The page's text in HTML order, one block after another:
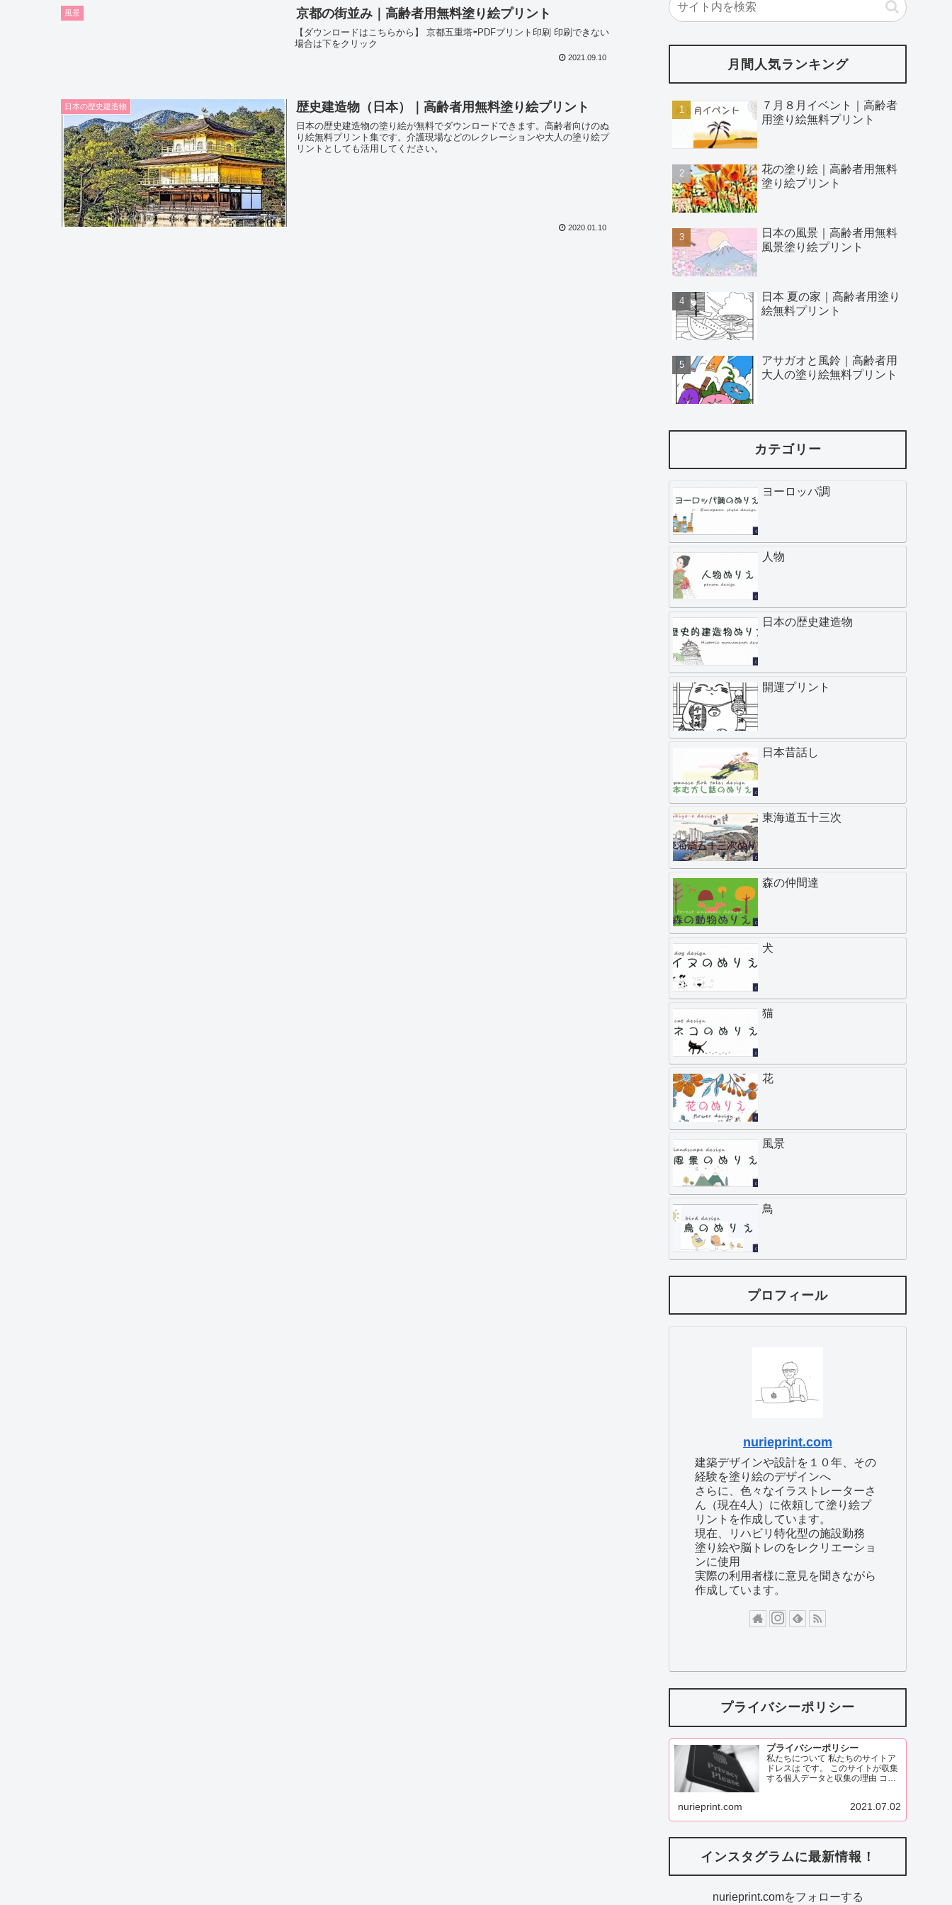
風景 京都の街並み｜高齢者用無料塗り絵プリント
【ダウンロードはこちらから】 京都五重塔⇦PDFプリント印刷 印刷できない
場合は下をクリック
2021.09.10
日本の歴史建造物 歴史建造物（日本）｜高齢者用無料塗り絵プリント
日本の歴史建造物の塗り絵が無料でダウンロードできます。高齢者向けのぬ
り絵無料プリント集です。介護現場などのレクレーションや大人の塗り絵プ
リントとしても活用してください。
2020.01.10
月間人気ランキング
７月８月イベント｜高齢者
用塗り絵無料プリント
花の塗り絵｜高齢者用無料
塗り絵プリント
日本の風景｜高齢者用無料
風景塗り絵プリント
日本 夏の家｜高齢者用塗り
絵無料プリント
アサガオと風鈴｜高齢者用
大人の塗り絵無料プリント
カテゴリー
ヨーロッパ調
人物
日本の歴史建造物
開運プリント
日本昔話し
東海道五十三次
森の仲間達
犬
猫
花
風景
鳥
プロフィール
nurieprint.com
建築デザインや設計を１０年、その
経験を塗り絵のデザインへ
さらに、色々なイラストレーターさ
ん（現在4人）に依頼して塗り絵プ
リントを作成しています。
現在、リハビリ特化型の施設勤務
塗り絵や脳トレのをレクリエーショ
ンに使用
実際の利用者様に意見を聞きながら
作成しています。
プライバシーポリシー
プライバシーポリシー
私たちについて 私たちのサイトア
ドレスは です。 このサイトが収集
する個人データと収集の理由 コメ
表示されているデータ、
nurieprint.com 2021.07.02
インスタグラムに最新情報！
nurieprint.comをフォローする